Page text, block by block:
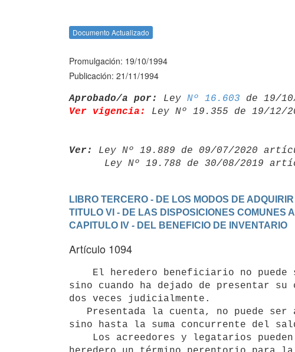
Documento Actualizado
Promulgación: 19/10/1994
Publicación: 21/11/1994
Aprobado/a por: Ley Nº 16.603
Ver vigencia:
Ley Nº 19.355 de 19/12/
Ver: Ley Nº 19.889 de 09/07/2020
Ley Nº 19.788 de 30/08/2019
LIBRO TERCERO - DE LOS MODOS DE
TITULO VI - DE LAS DISPOSICIONES COMUNES
CAPITULO IV - DEL BENEFICIO DE INVENTARIO
Artículo 1094
sino cuando ha dejado de presentar
dos veces judicialmente.
sino hasta la suma concurrente del